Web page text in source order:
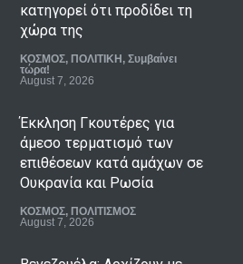
κατηγορεί ότι προδίδει τη
χώρα της
ΚΟΣΜΟΣ, ΠΟΛΙΤΙΚΗ , Συμβαίνει
τώρα!
August 7, 2026
Έκκληση Γκουτέρες για
άμεσο τερματισμό των
επιθέσεων κατά αμάχων σε
Ουκρανία και Ρωσία
ΚΟΣΜΟΣ, ΠΟΛΙΤΙΣΜΟΣ
August 7, 2026